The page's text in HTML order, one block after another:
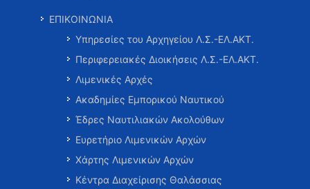
ΕΠΙΚΟΙΝΩΝΙΑ
Υπηρεσίες του Αρχηγείου Λ.Σ.-ΕΛ.ΑΚΤ.
Περιφερειακές Διοικήσεις Λ.Σ.-ΕΛ.ΑΚΤ.
Λιμενικές Αρχές
Ακαδημίες Εμπορικού Ναυτικού
Έδρες Ναυτιλιακών Ακολούθων
Ευρετήριο Λιμενικών Αρχών
Χάρτης Λιμενικών Αρχών
Κέντρα Διαχείρισης Θαλάσσιας